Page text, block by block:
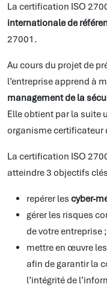
La certification ISO
internationale de
27001.
Au cours du projet de
l’entreprise apprend à
management de la
Elle obtient par la suite
organisme certificateur
La certification ISO
atteindre 3 objectifs
repérer les cyber-
gérer les risques
de votre entreprise ;
mettre en œuvre les
afin de garantir la
l’intégrité de